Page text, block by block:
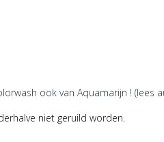
ook van Aquamarijn ! (lees
niet geruild worden.